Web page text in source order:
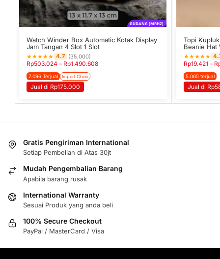
GUDANG [MRH2]
Watch Winder Box Automatic Kotak Display
Jam Tangan 4 Slot 1 Slot
★★★★★ 4.7 (35,000)
Rp503.024 – Rp1.490.608
7.096 Terjual Import China
Jual di Rp175.000
Topi
Beanie Hat
★★★★★
Rp19.421 –
5.065 terjual
Jual di
Gratis Pengiriman International
Setiap Pembelian di Atas 30jt
Mudah Pengembalian Barang
Apabila barang rusak
International Warranty
Sesuai Produk yang anda beli
100% Secure Checkout
PayPal / MasterCard / Visa